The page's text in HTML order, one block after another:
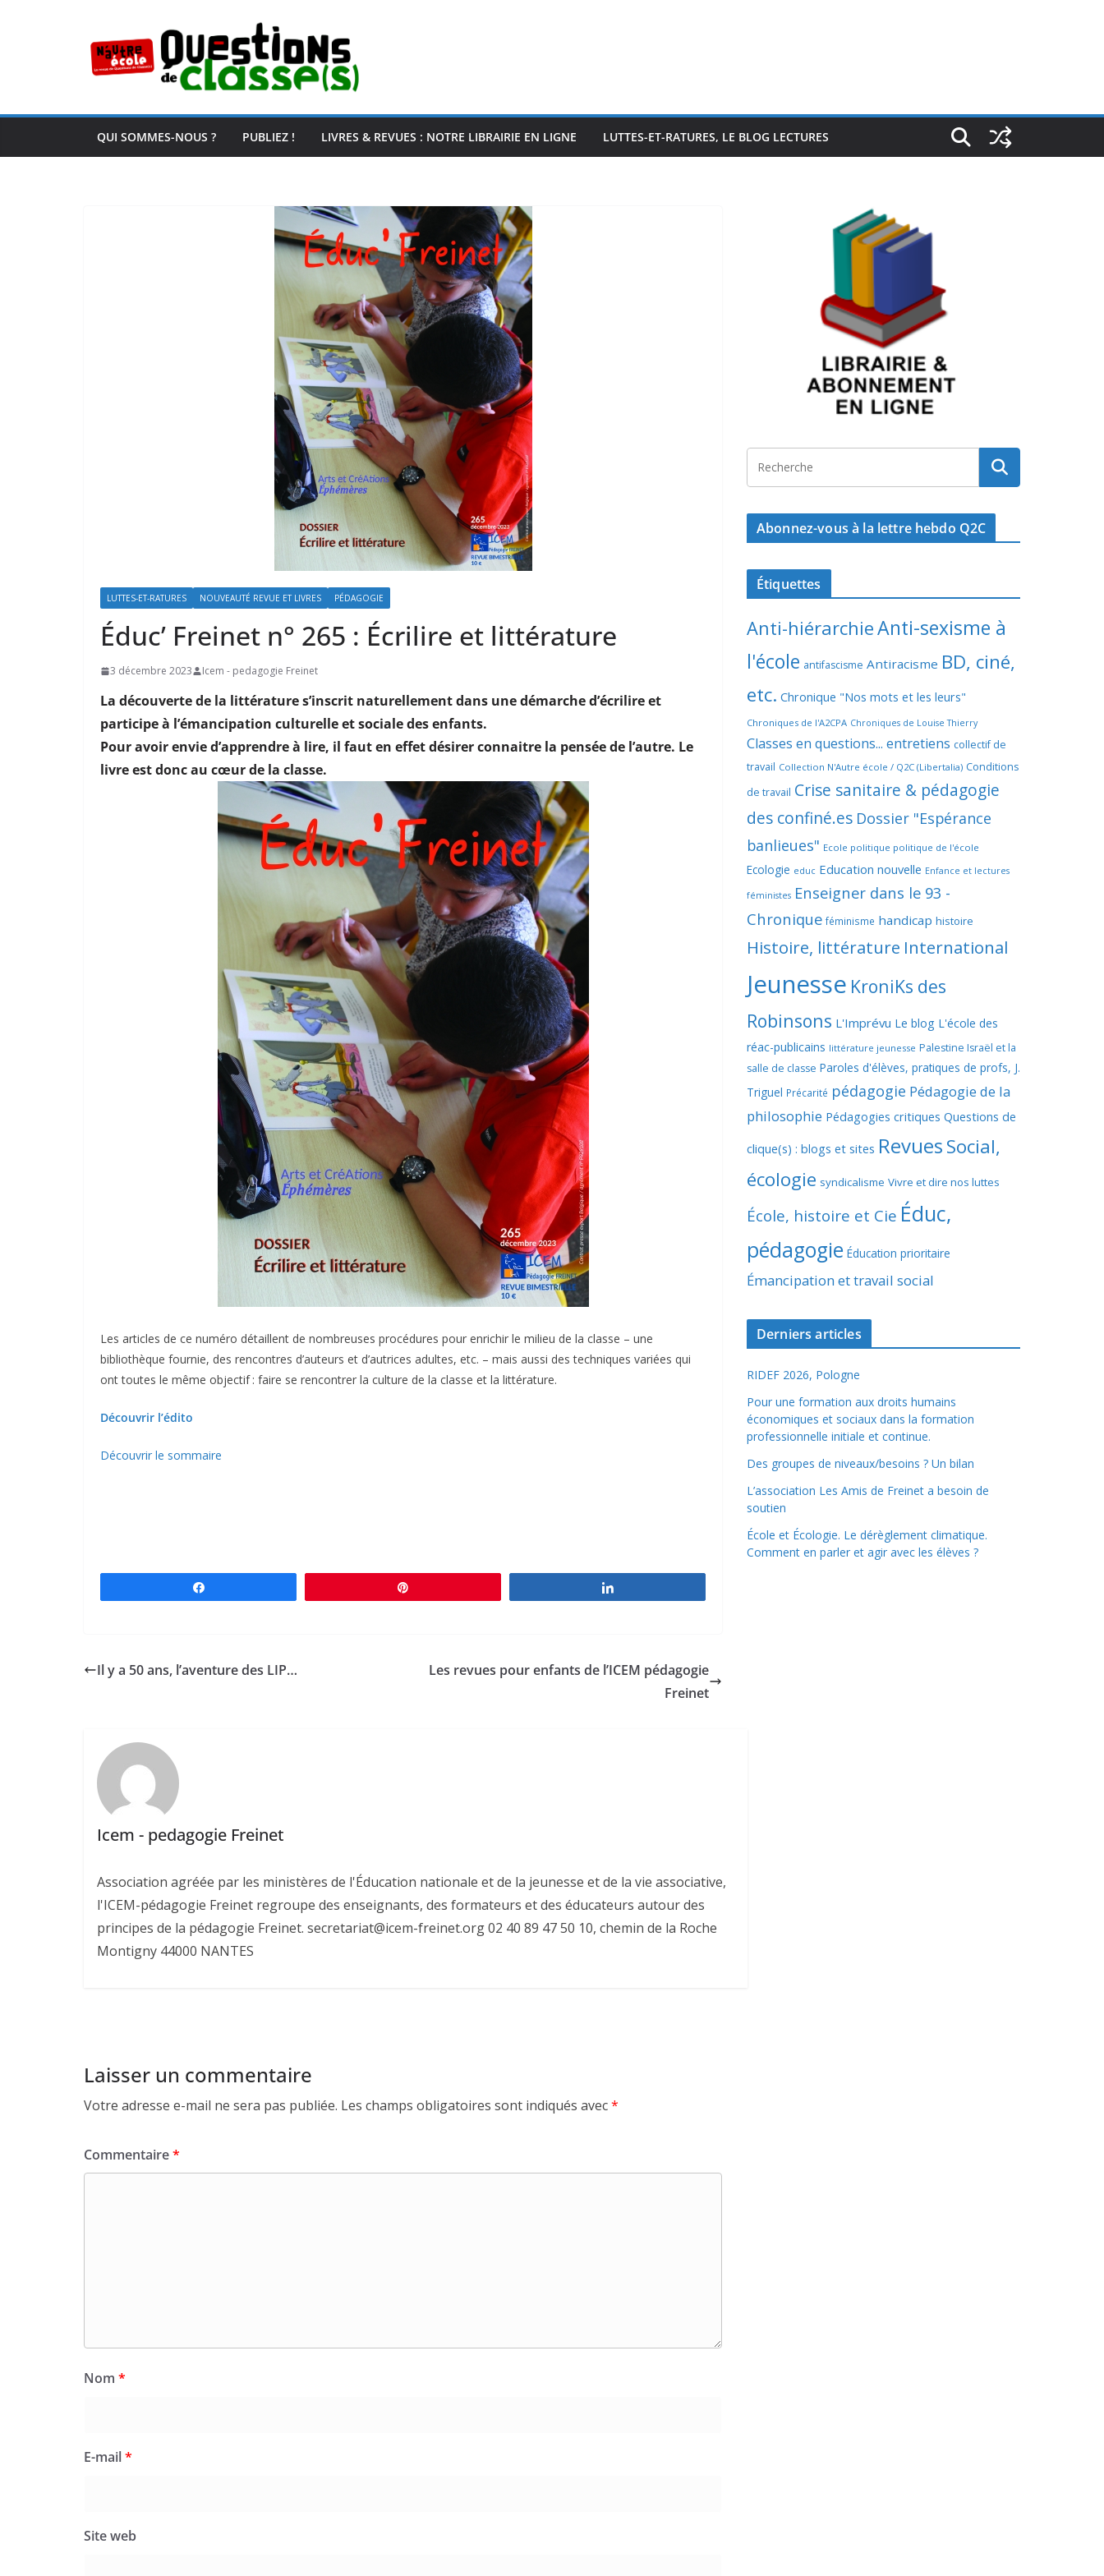
QUI SOMMES-NOUS ? PUBLIEZ ! LIVRES & REVUES : NOTRE LIBRAIRIE EN LIGNE LUTTES-ET-RATURES, LE BLOG LECTURES
LUTTES-ET-RATURES NOUVEAUTÉ REVUE ET LIVRES PÉDAGOGIE
Éduc’ Freinet n° 265 : Écrilire et littérature
3 décembre 2023 Icem - pedagogie Freinet
La découverte de la littérature s’inscrit naturellement dans une démarche d’écrilire et
participe à l’émancipation culturelle et sociale des enfants.
Pour avoir envie d’apprendre à lire, il faut en effet désirer connaitre la pensée de l’autre. Le
livre est donc au cœur de la classe.
Les articles de ce numéro détaillent de nombreuses procédures pour enrichir le milieu de la classe – une
bibliothèque fournie, des rencontres d’auteurs et d’autrices adultes, etc. – mais aussi des techniques variées qui
ont toutes le même objectif : faire se rencontrer la culture de la classe et la littérature.
Découvrir l’édito
Découvrir le sommaire
Il y a 50 ans, l’aventure des LIP…
Les revues pour enfants de l’ICEM pédagogie
Freinet
Icem - pedagogie Freinet
Association agréée par les ministères de l'Éducation nationale et de la jeunesse et de la vie associative,
l'ICEM-pédagogie Freinet regroupe des enseignants, des formateurs et des éducateurs autour des
principes de la pédagogie Freinet. secretariat@icem-freinet.org 02 40 89 47 50 10, chemin de la Roche
Montigny 44000 NANTES
Laisser un commentaire
Votre adresse e-mail ne sera pas publiée. Les champs obligatoires sont indiqués avec*
Commentaire*
Nom *
E-mail*
Site web
Abonnez-vous à la lettre hebdo Q2C
Étiquettes
Anti-hiérarchieAnti-sexisme à
l'école antifascisme Antiracisme BD, ciné,
etc. Chronique "Nos mots et les leurs"
Chroniques de l'A2CPA Chroniques de Louise Thierry
Classes en questions... entretiens collectif de
travail Collection N'Autre école / Q2C (Libertalia) Conditions
de travail Crise sanitaire & pédagogie
des confiné.es Dossier "Espérance
banlieues" Ecole politique politique de l'école
Ecologie educ Education nouvelle Enfance et lectures
féministes Enseigner dans le 93 -
Chronique féminisme handicap histoire
Histoire, littérature International
Jeunesse KroniKs des
Robinsons L'Imprévu Le blog L'école des
réac-publicains littérature jeunesse Palestine Israël et la
salle de classe Paroles d'élèves, pratiques de profs, J.
Triguel Précarité pédagogie Pédagogie de la
philosophie Pédagogies critiques Questions de
clique(s) : blogs et sites RevuesSocial,
écologie syndicalisme Vivre et dire nos luttes
École, histoire et Cie Éduc,
pédagogie Éducation prioritaire
Émancipation et travail social
Derniers articles
RIDEF 2026, Pologne
Pour une formation aux droits humains
économiques et sociaux dans la formation
professionnelle initiale et continue.
Des groupes de niveaux/besoins ? Un bilan
L’association Les Amis de Freinet a besoin de
soutien
École et Écologie. Le dérèglement climatique.
Comment en parler et agir avec les élèves ?